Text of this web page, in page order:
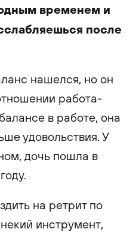
временем и
после
нашелся, но он
работа-
в работе, она
удовольствия. У
дочь пошла в
на ретрит по
инструмент,